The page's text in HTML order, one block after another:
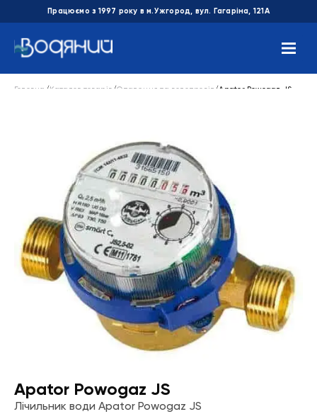
Працюємо з 1997 року в м.Ужгород, вул. Гагаріна, 121А
Головна /Каталог товарів /Опалення та водопровід / Apator Powogaz JS
Apator Powogaz JS
Лічильник води Apator Powogaz JS